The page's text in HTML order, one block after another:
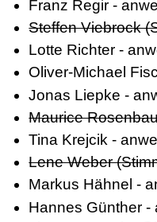
Franz Regir -
Steffen Viebrock
Lotte Richter -
Oliver-Michael
Jonas Liepke -
Maurice
Tina Krejcik -
Lene Weber
Markus Hähnel -
Hannes Günther -